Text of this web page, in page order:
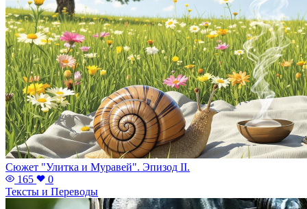
Сюжет "Улитка и Муравей". Эпизод II.
165
0
Тексты и Переводы